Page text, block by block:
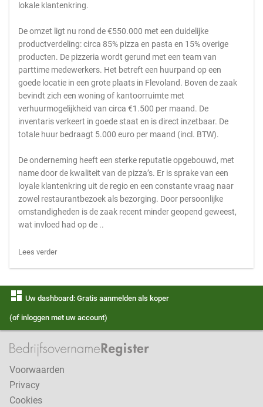
lokale klantenkring.
De omzet ligt nu rond de €550.000 met een duidelijke
productverdeling: circa 85% pizza en pasta en 15% overige
producten. De pizzeria wordt gerund met een team van
parttime medewerkers. Het betreft een huurpand op een
goede locatie in een grote plaats in Flevoland. Boven de zaak
bevindt zich een woning of kantoorruimte met
verhuurmogelijkheid van circa €1.500 per maand. De
inventaris verkeert in goede staat en is direct inzetbaar. De
totale huur bedraagt 5.000 euro per maand (incl. BTW).
De onderneming heeft een sterke reputatie opgebouwd, met
name door de kwaliteit van de pizza’s. Er is sprake van een
loyale klantenkring uit de regio en een constante vraag naar
zowel restaurantbezoek als bezorging. Door persoonlijke
omstandigheden is de zaak recent minder geopend geweest,
wat invloed had op de ..
Lees verder
dashboard Uw dashboard: Gratis aanmelden als koper
(of inloggen met uw account)
Voorwaarden
Privacy
Cookies